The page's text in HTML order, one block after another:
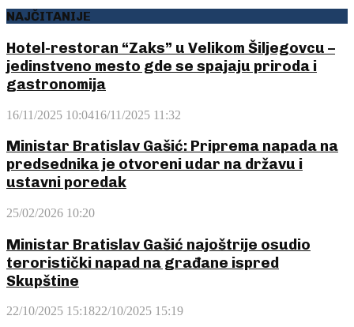
NAJČITANIJE
Hotel-restoran “Zaks” u Velikom Šiljegovcu –
jedinstveno mesto gde se spajaju priroda i
gastronomija
16/11/2025 10:0416/11/2025 11:32
Ministar Bratislav Gašić: Priprema napada na
predsednika je otvoreni udar na državu i
ustavni poredak
25/02/2026 10:20
Ministar Bratislav Gašić najoštrije osudio
teroristički napad na građane ispred
Skupštine
22/10/2025 15:1822/10/2025 15:19